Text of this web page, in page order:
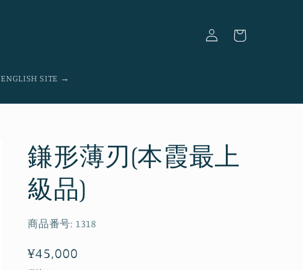
ENGLISH SITE →
グ
イ
ー
鎌形薄刃(本霞最上
級品)
商品番号: 1318
通
¥45,000